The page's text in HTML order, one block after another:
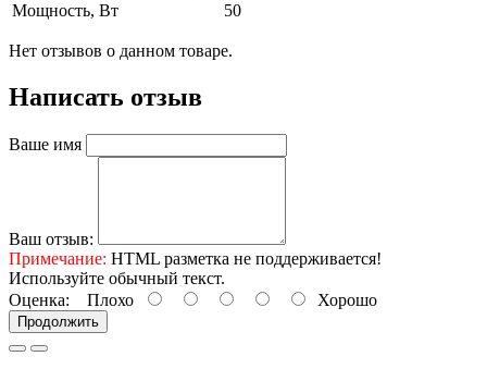
Мощность, Вт
50
Нет отзывов о данном товаре.
Написать отзыв
Ваше имя
Ваш отзыв:
Примечание: HTML разметка не поддерживается!
Используйте обычный текст.
Оценка: Плохо Хорошо
Продолжить